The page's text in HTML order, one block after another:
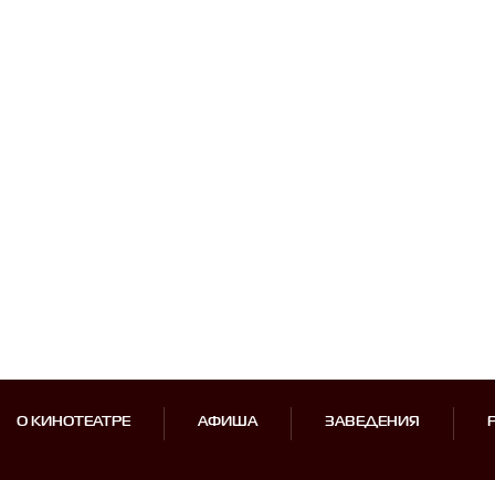
О КИНОТЕАТРЕ АФИША ЗАВЕДЕНИЯ